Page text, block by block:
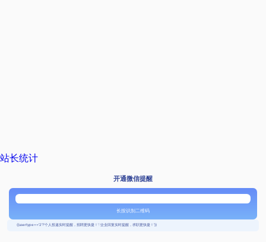
站长统计
开通微信提醒
长按识别二维码
{{usertype=='2'?'个人投递实时提醒，招聘更快捷！':'企业回复实时提醒，求职更快捷！'}}